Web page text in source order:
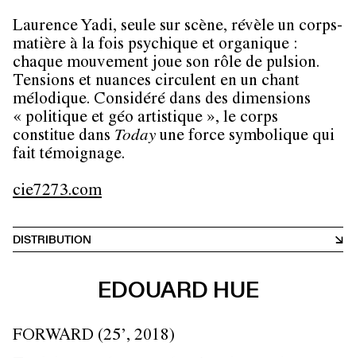
Laurence Yadi, seule sur scène, révèle un corps-
matière à la fois psychique et organique :
chaque mouvement joue son rôle de pulsion.
Tensions et nuances circulent en un chant
mélodique. Considéré dans des dimensions
« politique et géo artistique », le corps
constitue dans Todayune force symbolique qui
fait témoignage.
cie7273.com
DISTRIBUTION
EDOUARD HUE
FORWARD (25’, 2018)